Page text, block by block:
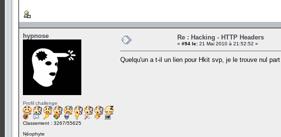
hypnose
Profil challenge
Classement : 3267/55625
Néophyte
Re : Hacking - HTTP Headers
« #94 le: 21 Mai 2010 à 21:52:52 »
Quelqu'un a t-il un lien pour Hkit svp, je le trouve nul part